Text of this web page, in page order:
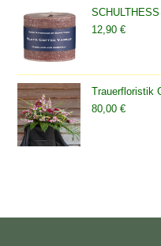
12,90€
Trauerfloristik
80,00€